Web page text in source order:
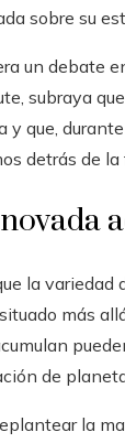
sobre su
un debate
subraya
que,
detrás de
la
más
de
la